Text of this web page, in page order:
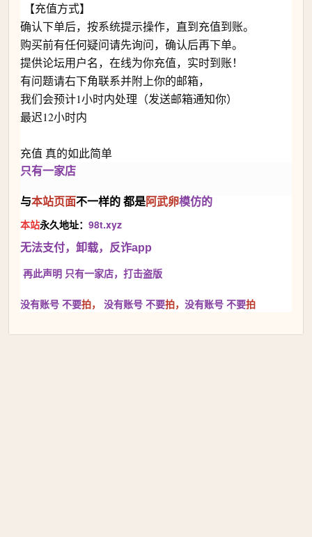
【充值方式】
确认下单后，按系统提示操作，直到充值到账。
购买前有任何疑问请先询问，确认后再下单。
提供论坛用户名，在线为你充值，实时到账！
有问题请右下角联系并附上你的邮箱，
我们会预计1小时内处理（发送邮箱通知你）
最迟12小时内
充值 真的如此简单
只有一家店
与本站页面不一样的 都是阿武卵模仿的
本站永久地址： 98t.xyz
无法支付，卸载，反诈app
再此声明 只有一家店， 打击盗版
没有账号 不要拍， 没有账号 不要拍， 没有账号 不要拍